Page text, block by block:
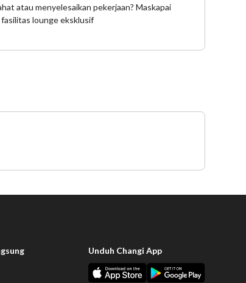
atau menyelesaikan pekerjaan? Maskapai
lounge eksklusif
Unduh Changi App